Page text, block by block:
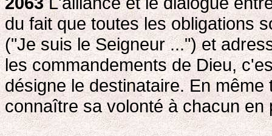
du fait que toutes les obligations
("Je suis le Seigneur ...") et
les commandements de Dieu,
désigne le destinataire. En
connaître sa volonté à chacun en